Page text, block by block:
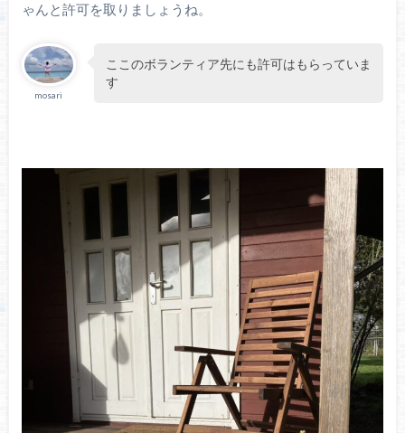
ゃんと許可を取りましょうね。
mosari
ここのボランティア先にも許可はもらっていま
す